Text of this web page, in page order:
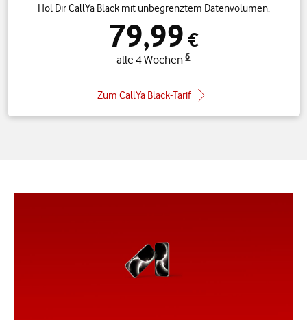
Hol Dir CallYa Black mit unbegrenztem Datenvolumen.
79,99 €
alle 4 Wochen6
Zum CallYa Black-Tarif